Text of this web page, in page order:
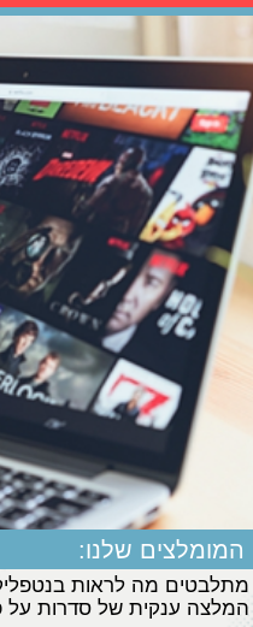
המומלצים שלנו:
מתלבטים מה לראות
המלצה ענקית של סדרות על